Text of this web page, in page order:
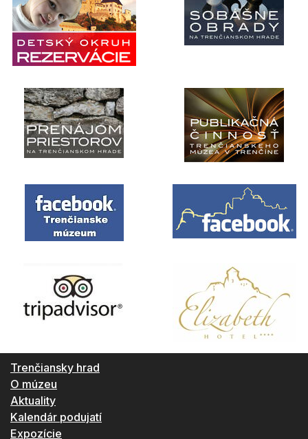
Trenčiansky hrad
O múzeu
Aktuality
Kalendár podujatí
Expozície